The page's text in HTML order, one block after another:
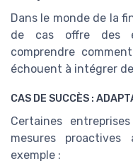
Dans le monde de la
de cas offre des
comprendre
échouent à intégrer
CAS DE SUCCÈS :
Certaines
mesures
exemple :